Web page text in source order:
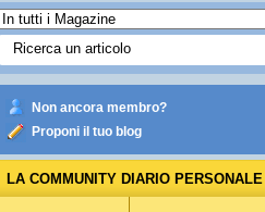
Non ancora membro?
Proponi il tuo blog
LA COMMUNITY DIARIO PERSONALE